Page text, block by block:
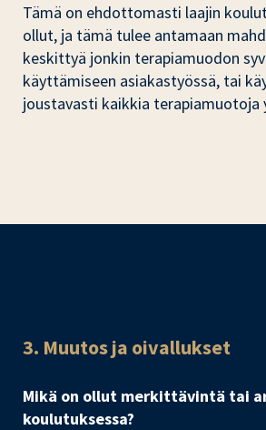
Tämä on ehdottomasti laajin
ollut, ja tämä tulee antamaan
keskittyä jonkin terapiamuodon
käyttämiseen asiakastyössä, tai
joustavasti kaikkia terapiamuotoja
3. Muutos ja oivallukset
Mikä on ollut merkittävintä tai
koulutuksessa?